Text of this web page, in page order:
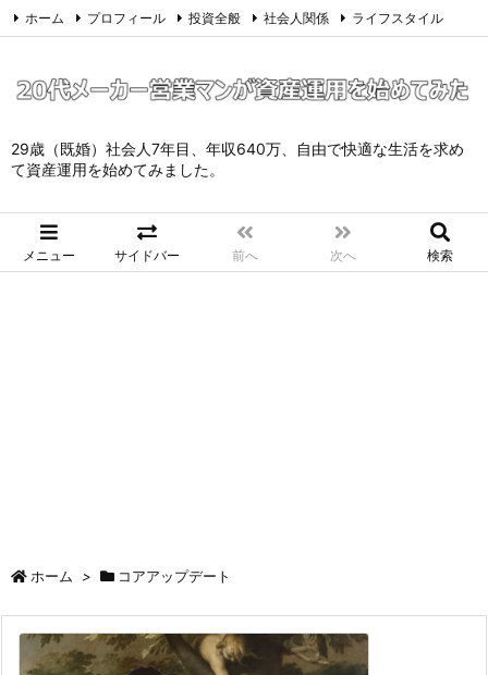
29歳（既婚）社会人7年目、年収640万、自由で快適な生活を求め
て資産運用を始めてみました。
メニュー サイドバー 前へ 次へ 検索
ホーム プロフィール 投資全般 社会人関係 ライフスタイル
Feedly
ホーム > コアアップデート